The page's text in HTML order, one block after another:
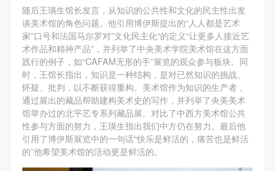
随后王璜生馆长发言，从知识的公共性和文化的民主性出发
谈美术馆的角色问题。他引用博伊斯提出的“人人都是艺术
家”口号和法国马尔罗对”文化民主化“的定义“让更多人接近艺
术作品和精神产品”，并列举了中央美术学院美术馆在这方面
践行的例子，如“CAFAM无形的手”展览的观众参与板块。同
时，王馆长指出，知识是一种结构，是对已然知识的挑战、
怀疑、批判，以不断获得重构。美术馆作为知识的生产者，
通过展出的藏品帮助建构美术史的写作，并列举了央美美术
馆举办过的北平艺专系列藏品展。对比了中西方美术馆公共
性参与方面的努力，王璜生指出我们中方仍在努力。最后他
引用了博伊斯展览中的一句话“快乐是鲜活的，痛苦也是鲜活
的”他希望美术馆的活动更是鲜活的。
（1）、拍摄内容 乙方拍摄的带有甲方肖像的作品内
容包括：①中央美术学院美术馆②中央美术学院校园
内○3由中央美术学院公共教育部策划或执行的一切活
动。
（2）、使用形式 用于中央美术学院图书出版、销售
附带光盘及宣传资料。
（3）、使用地域范围
适用地域范围包括国内和国外。
使用肖像的媒介限于不损害甲方肖像权的任何媒介
（1）、拍摄内容 乙方拍摄的带有甲方肖像的作品内
容包括：①中央美术学院美术馆②中央美术学院校园
内○3由中央美术学院公共教育部策划或执行的一切活
动。
（2）、使用形式 用于中央美术学院图书出版、销售
附带光盘及宣传资料。
（3）、使用地域范围
适用地域范围包括国内和国外。
使用肖像的媒介限于不损害甲方肖像权的任何媒介
（1）、拍摄内容 乙方拍摄的带有甲方肖像的作品内
容包括：①中央美术学院美术馆②中央美术学院校园
内○3由中央美术学院公共教育部策划或执行的一切活
动。
（2）、使用形式 用于中央美术学院图书出版、销售
附带光盘及宣传资料。
（3）、使用地域范围
适用地域范围包括国内和国外。
使用肖像的媒介限于不损害甲方肖像权的任何媒介